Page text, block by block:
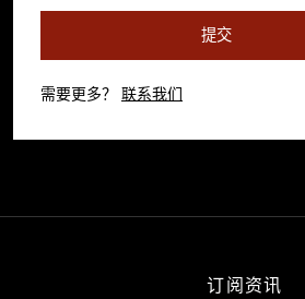
提交
需要更多？ 联系我们
订阅资讯